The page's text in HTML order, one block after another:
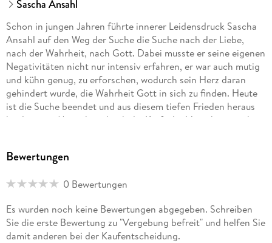
Sascha Ansahl
Schon in jungen Jahren führte innerer Leidensdruck Sascha
Ansahl auf den Weg der Suche die Suche nach der Liebe,
nach der Wahrheit, nach Gott. Dabei musste er seine eigenen
Negativitäten nicht nur intensiv erfahren, er war auch mutig
und kühn genug, zu erforschen, wodurch sein Herz daran
gehindert wurde, die Wahrheit Gott in sich zu finden. Heute
ist die Suche beendet und aus diesem tiefen Frieden heraus
begleitet er Menschen durch die Kraft der Vergebung mehr
verheiratet, hat zwei Kinder und lebt in Landsberg am Lech.
Bewertungen
0 Bewertungen
Es wurden noch keine Bewertungen abgegeben. Schreiben
Sie die erste Bewertung zu "Vergebung befreit" und helfen Sie
damit anderen bei der Kaufentscheidung.